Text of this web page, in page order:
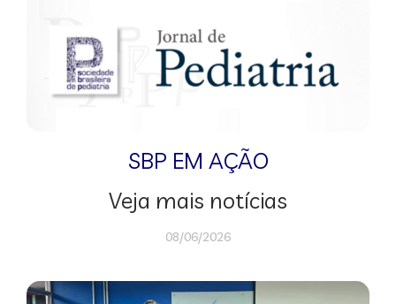
SBP EM AÇÃO
Veja mais notícias
08/06/2026